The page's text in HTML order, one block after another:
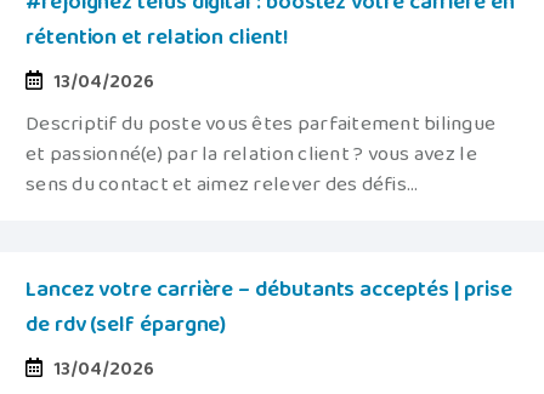
rétention et relation client!
13/04/2026
Descriptif du poste vous êtes parfaitement bilingue
et passionné(e) par la relation client ? vous avez le
sens du contact et aimez relever des défis...
Lancez votre carrière – débutants acceptés | prise
de rdv (self épargne)
13/04/2026